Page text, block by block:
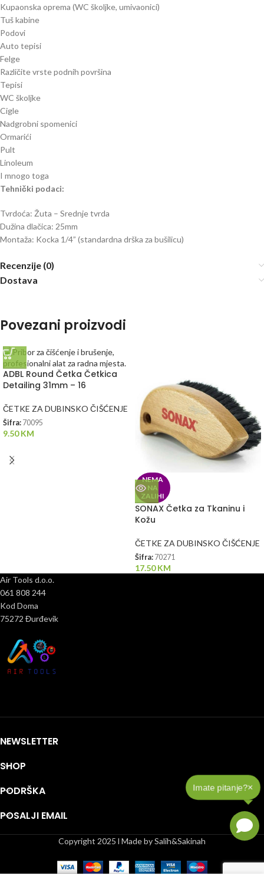
Kupaonska oprema (WC školjke, umivaonici)
Tuš kabine
Podovi
Auto tepisi
Felge
Različite vrste podnih površina
Tepisi
WC školjke
Cigle
Nadgrobni spomenici
Ormarići
Pult
Linoleum
I mnogo toga
Tehnički podaci:
Tvrdoća: Žuta – Srednje tvrda
Dužina dlačica: 25mm
Montaža: Kocka 1/4” (standardna drška za bušilicu)
Recenzije (0)
Dostava
Povezani proizvodi
ADBL Round Četka Četkica
Detailing 31mm – 16
ČETKE ZA DUBINSKO ČIŠĆENJE
Šifra: 70095
9.50KM
NEMA
NA
ZALIHI
SONAX Četka za Tkaninu i
Kožu
ČETKE ZA DUBINSKO ČIŠĆENJE
Šifra: 70271
17.50KM
Air Tools d.o.o.
061 808 244
Kod Doma
75272 Đurđevik
NEWSLETTER
SHOP
PODRŠKA
POSALJI EMAIL
Copyright 2025 l Made by Salih&Sakinah
Imate pitanje?×